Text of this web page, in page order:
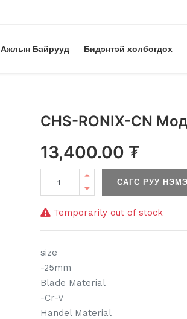
Ажлын Байрууд Бидэнтэй холбогдох
CHS-RONIX-CN
13,400.00 ₮
САГС РУУ
Temporarily out of stock
size
-25mm
Blade Material
-Cr-V
Handel Material